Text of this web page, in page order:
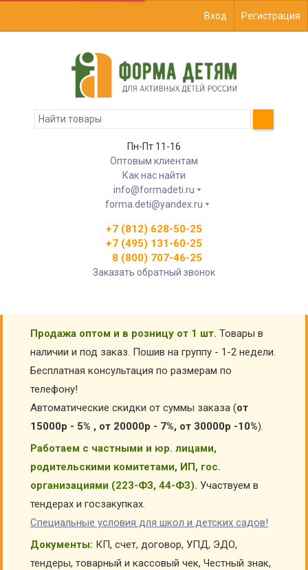
Вход Регистрация
Пн-Пт 11-16
Оптовым клиентам
Как нас найти
info@formadeti.ru
forma.deti@yandex.ru
+7 (812) 628-50-25
+7 (495) 131-60-25
8 (800) 707-46-25
Заказать обратный звонок
Продажа оптом и в розницу от 1 шт. Товары в
наличии и под заказ. Пошив на группу - 1-2 недели.
Бесплатная консультация по размерам по
телефону!
Автоматические скидки от суммы заказа (от
15000р - 5% , от 20000р - 7%, от 30000р -10%).
Работаем с частными и юр. лицами,
родительскими комитетами, ИП, гос.
организациями (223-ФЗ, 44-ФЗ). Участвуем в
тендерах и госзакупках.
Специальные условия для школ и детских садов!
Документы: КП, счет, договор, УПД, ЭДО,
тендеры, товарный и кассовый чек, Честный знак,